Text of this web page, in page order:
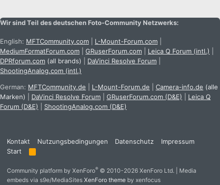
Wir sind Teil des deutschen Foto-Community Netzwerks:
English: MFTCommunity.com L-Mount-Forum.com
MediumFormatForum.com
GRuserForum.com Leica Q Forum (intl.)
DPRforum.com (all brands) DaVinci Resolve Forum
ShootingAnalog.com (intl.)
German: MFTCommunity.de L-Mount-Forum.de Camera-info.de (alle
Marken)
DaVinci Resolve Forum GRuserForum.com (D&E)
Leica Q
Forum (D&E)
ShootingAnalog.com (D&E)
Kontakt Nutzungsbedingungen Datenschutz
Impressum
Start
R
S
Community platform by XenForo® © 2010-2026 XenForo Ltd.
Media
embeds via s9e/MediaSites XenForo theme by xenfocus